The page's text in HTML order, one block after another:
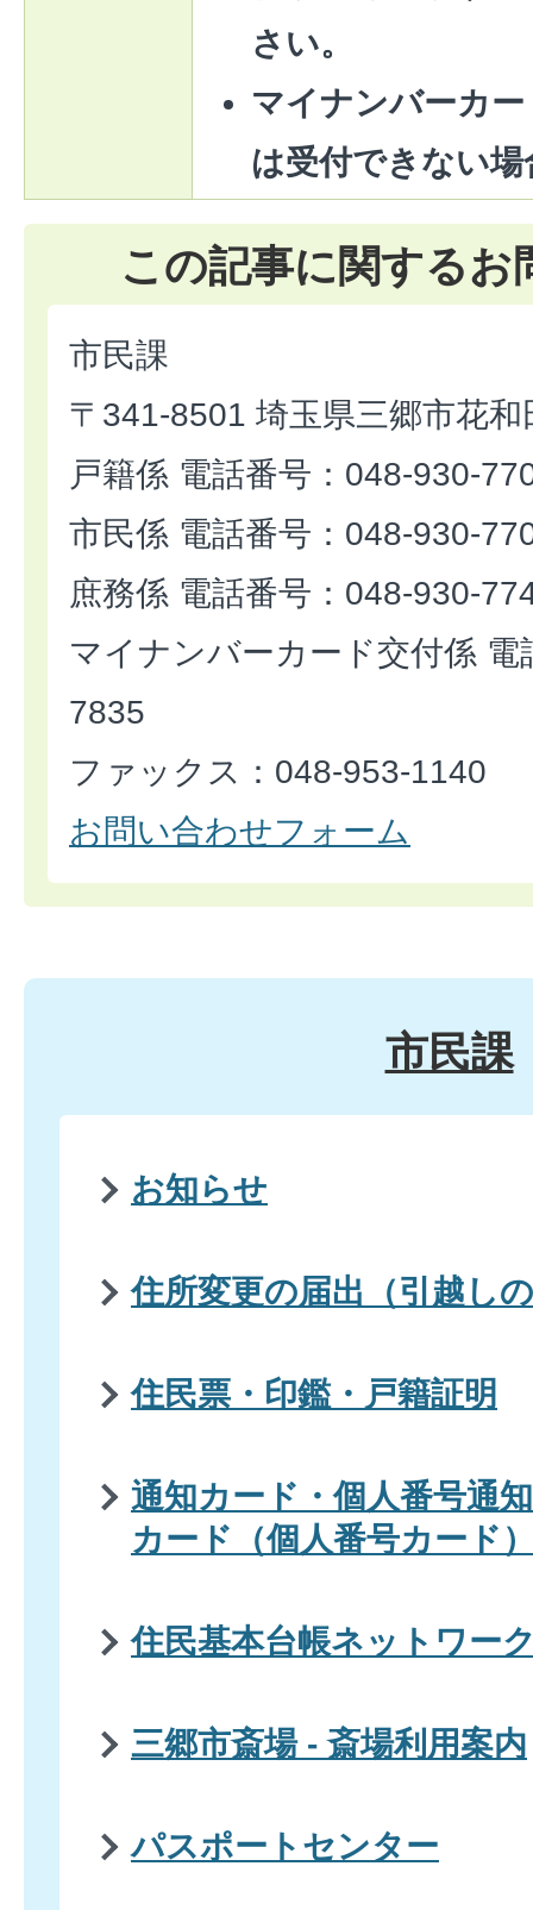
さい。
マイナンバーカ
は受付できない
この記事に関するお
市民課
〒341-8501 埼玉県三郷市花
戸籍係 電話番号：048-930-
市民係 電話番号：048-930-
庶務係 電話番号：048-930-
マイナンバーカード交付係 電
7835
ファックス：048-953-1140
お問い合わせフォーム
市民課
お知らせ
住所変更の届出（引越し
住民票・印鑑・戸籍証明
通知カード・個人番号通
カード（個人番号カード
住民基本台帳ネットワー
三郷市斎場 - 斎場利用案内
パスポートセンター